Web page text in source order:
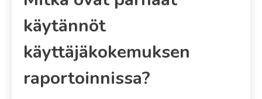
käytännöt
käyttäjäkokemuksen
raportoinnissa?